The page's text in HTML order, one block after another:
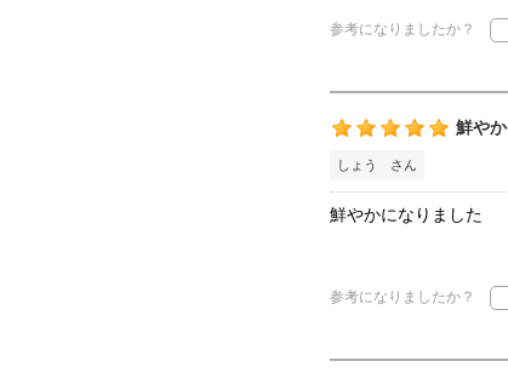
参考になりましたか？
鮮やか
しょう さん
鮮やかになりました
参考になりましたか？